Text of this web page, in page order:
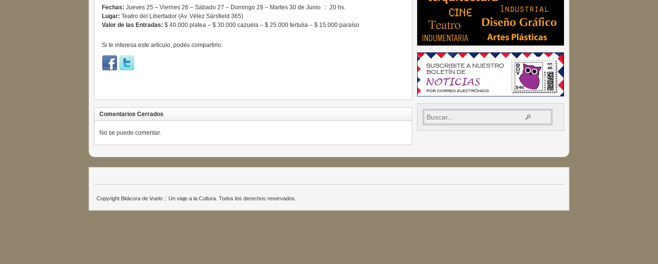
Fechas: Jueves 25 – Viernes 26 – Sábado 27 – Domingo 28 – Martes 30 de Junio :: 20 hs.
Lugar: Teatro del Libertador (Av. Vélez Sársfield 365)
Valor de las Entradas: $ 40.000 platea – $ 30.000 cazuela – $ 25.000 tertulia – $ 15.000 paraíso
Si te interesa este artículo, podés compartirlo:
Comentarios Cerrados
No se puede comentar.
Copyright Bitácora de Vuelo :: Un viaje a la Cultura. Todos los derechos reservados.